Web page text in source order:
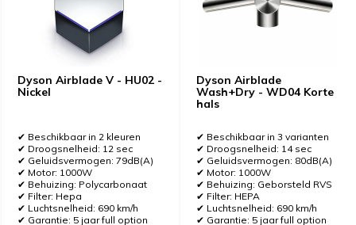
Dyson Airblade V - HU02 -
Nickel
✔ Beschikbaar in 2 kleuren
✔ Droogsnelheid: 12 sec
✔ Geluidsvermogen: 79dB(A)
✔ Motor: 1000W
✔ Behuizing: Polycarbonaat
✔ Filter: Hepa
✔ Luchtsnelheid: 690 km/h
✔ Garantie: 5 jaar full option
Dyson Airblade
Wash+Dry - WD04 Korte
hals
✔ Beschikbaar in 3 varianten
✔ Droogsnelheid: 14 sec
✔ Geluidsvermogen: 80dB(A)
✔ Motor: 1000W
✔ Behuizing: Geborsteld RVS
✔ Filter: HEPA
✔ Luchtsnelheid: 690 km/h
✔ Garantie: 5 jaar full option